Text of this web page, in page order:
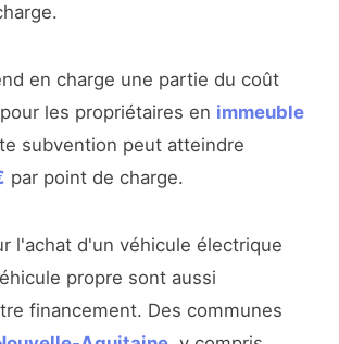
en charge une partie du coût
les propriétaires en immeuble
subvention peut atteindre
par point de charge.
l'achat d'un véhicule électrique
propre sont aussi
financement. Des communes